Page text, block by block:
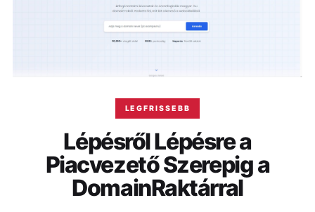
LEGFRISSEBB
Lépésről Lépésre a
Piacvezető Szerepig a
DomainRaktárral